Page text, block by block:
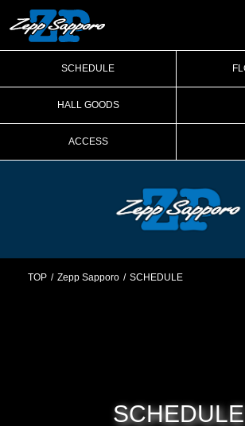
SCHEDULE
HALL GOODS
ACCESS
TOP Zepp Sapporo SCHEDULE
SCHEDULE